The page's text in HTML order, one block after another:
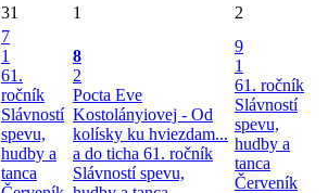
31 1 2
7
1
61.
ročník
Slávností
spevu,
hudby a
tanca
8
2
Pocta Eve
Kostolányiovej - Od
kolísky ku hviezdam...
a do ticha 61. ročník
Slávností spevu,
9
1
61. ročník
Slávností
spevu,
hudby a
tanca
Červeník